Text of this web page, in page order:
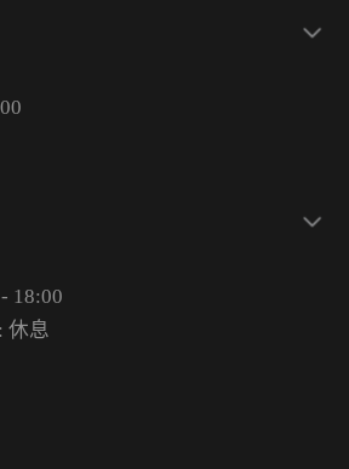
18:00
休息